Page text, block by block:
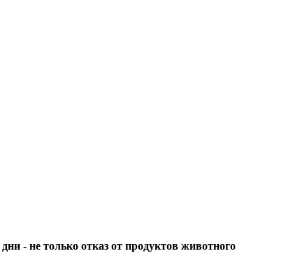
- не только отказ от продуктов животного